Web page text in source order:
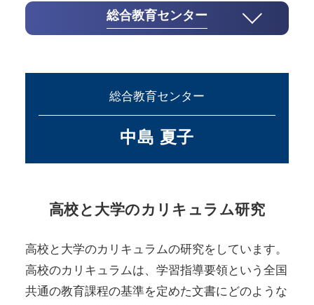
総合教育センター
総合教育センター
中島 夏子
高校と大学のカリキュラム研究
高校と大学のカリキュラムの研究をしています。
高校のカリキュラムは、学習指導要領という全国
共通の教育課程の基準を定めた文書にどのような